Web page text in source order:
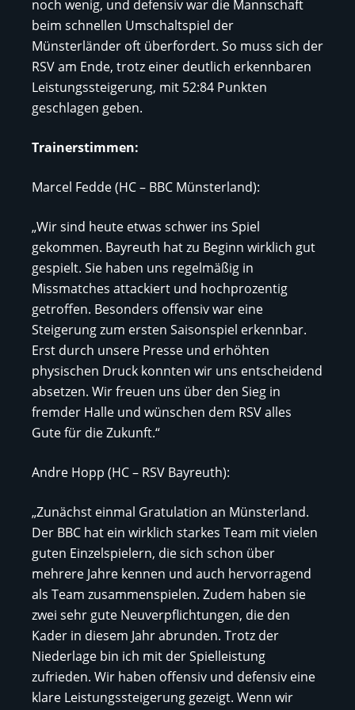
noch wenig, und defensiv war die Mannschaft
beim schnellen Umschaltspiel der
Münsterländer oft überfordert. So muss sich der
RSV am Ende, trotz einer deutlich erkennbaren
Leistungssteigerung, mit 52:84 Punkten
geschlagen geben.
Trainerstimmen:
Marcel Fedde (HC – BBC Münsterland):
„Wir sind heute etwas schwer ins Spiel
gekommen. Bayreuth hat zu Beginn wirklich gut
gespielt. Sie haben uns regelmäßig in
Missmatches attackiert und hochprozentig
getroffen. Besonders offensiv war eine
Steigerung zum ersten Saisonspiel erkennbar.
Erst durch unsere Presse und erhöhten
physischen Druck konnten wir uns entscheidend
absetzen. Wir freuen uns über den Sieg in
fremder Halle und wünschen dem RSV alles
Gute für die Zukunft.“
Andre Hopp (HC – RSV Bayreuth):
„Zunächst einmal Gratulation an Münsterland.
Der BBC hat ein wirklich starkes Team mit vielen
guten Einzelspielern, die sich schon über
mehrere Jahre kennen und auch hervorragend
als Team zusammenspielen. Zudem haben sie
zwei sehr gute Neuverpflichtungen, die den
Kader in diesem Jahr abrunden. Trotz der
Niederlage bin ich mit der Spielleistung
zufrieden. Wir haben offensiv und defensiv eine
klare Leistungssteigerung gezeigt. Wenn wir